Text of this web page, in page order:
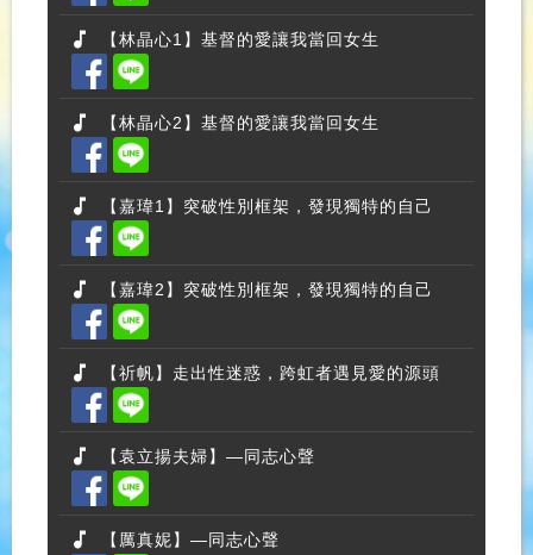
【林晶心1】基督的愛讓我當回女生
【林晶心2】基督的愛讓我當回女生
【嘉瑋1】突破性別框架，發現獨特的自己
【嘉瑋2】突破性別框架，發現獨特的自己
【祈帆】走出性迷惑，跨虹者遇見愛的源頭
【袁立揚夫婦】—同志心聲
【厲真妮】—同志心聲